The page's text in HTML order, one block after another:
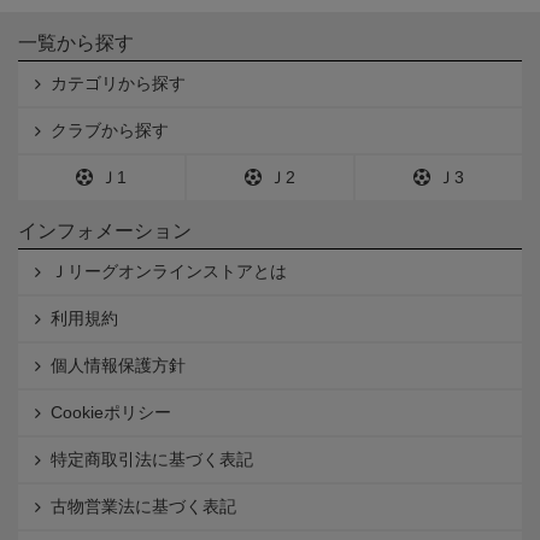
一覧から探す
カテゴリから探す
クラブから探す
Ｊ1 Ｊ2 Ｊ3
インフォメーション
Ｊリーグオンラインストアとは
利用規約
個人情報保護方針
Cookieポリシー
特定商取引法に基づく表記
古物営業法に基づく表記